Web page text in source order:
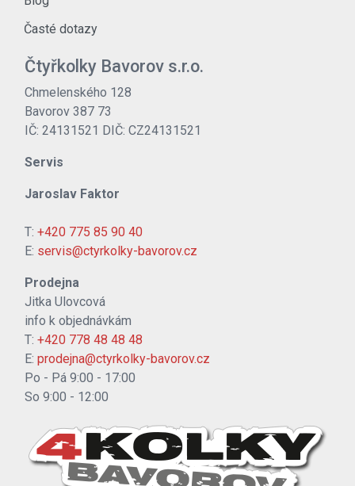
Časté dotazy
Čtyřkolky Bavorov s.r.o.
Chmelenského 128
Bavorov 387 73
IČ: 24131521 DIČ: CZ24131521
Servis
Jaroslav Faktor
T: +420 775 85 90 40
E: servis@ctyrkolky-bavorov.cz
Prodejna
Jitka Ulovcová
info k objednávkám
T: +420 778 48 48 48
E: prodejna@ctyrkolky-bavorov.cz
Po - Pá 9:00 - 17:00
So 9:00 - 12:00